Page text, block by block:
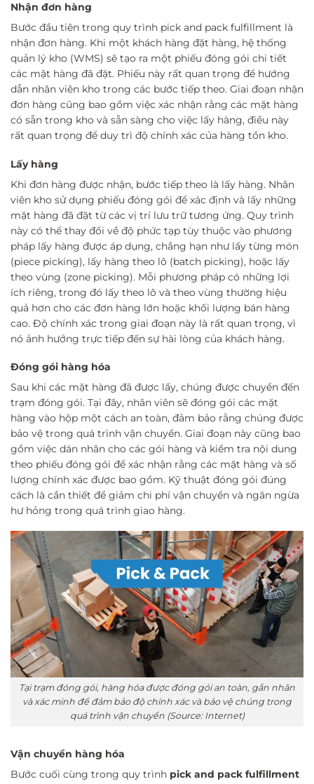
Nhận đơn hàng
Bước đầu tiên trong quy trình pick and pack fulfillment là
nhận đơn hàng. Khi một khách hàng đặt hàng, hệ thống
quản lý kho (WMS) sẽ tạo ra một phiếu đóng gói chi tiết
các mặt hàng đã đặt. Phiếu này rất quan trọng để hướng
dẫn nhân viên kho trong các bước tiếp theo. Giai đoạn nhận
đơn hàng cũng bao gồm việc xác nhận rằng các mặt hàng
có sẵn trong kho và sẵn sàng cho việc lấy hàng, điều này
rất quan trọng để duy trì độ chính xác của hàng tồn kho.
Lấy hàng
Khi đơn hàng được nhận, bước tiếp theo là lấy hàng. Nhân
viên kho sử dụng phiếu đóng gói để xác định và lấy những
mặt hàng đã đặt từ các vị trí lưu trữ tương ứng. Quy trình
này có thể thay đổi về độ phức tạp tùy thuộc vào phương
pháp lấy hàng được áp dụng, chẳng hạn như lấy từng món
(piece picking), lấy hàng theo lô (batch picking), hoặc lấy
theo vùng (zone picking). Mỗi phương pháp có những lợi
ích riêng, trong đó lấy theo lô và theo vùng thường hiệu
quả hơn cho các đơn hàng lớn hoặc khối lượng bán hàng
cao. Độ chính xác trong giai đoạn này là rất quan trọng, vì
nó ảnh hưởng trực tiếp đến sự hài lòng của khách hàng.
Đóng gói hàng hóa
Sau khi các mặt hàng đã được lấy, chúng được chuyển đến
trạm đóng gói. Tại đây, nhân viên sẽ đóng gói các mặt
hàng vào hộp một cách an toàn, đảm bảo rằng chúng được
bảo vệ trong quá trình vận chuyển. Giai đoạn này cũng bao
gồm việc dán nhãn cho các gói hàng và kiểm tra nội dung
theo phiếu đóng gói để xác nhận rằng các mặt hàng và số
lượng chính xác được bao gồm. Kỹ thuật đóng gói đúng
cách là cần thiết để giảm chi phí vận chuyển và ngăn ngừa
hư hỏng trong quá trình giao hàng.
Tại trạm đóng gói, hàng hóa được đóng gói an toàn, gắn nhãn
và xác minh để đảm bảo độ chính xác và bảo vệ chúng trong
quá trình vận chuyển (Source: Internet)
Vận chuyển hàng hóa
Bước cuối cùng trong quy trình pick and pack fulfillment